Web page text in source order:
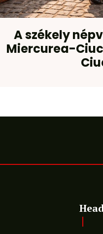
A székely
Miercurea-